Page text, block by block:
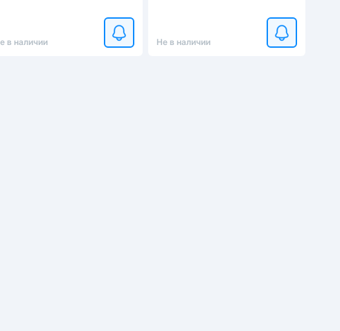
в наличии Не в наличии